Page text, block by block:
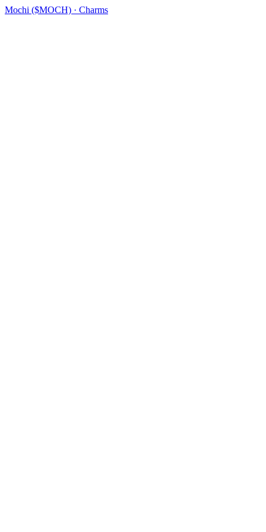
Mochi ($MOCH) · Charms